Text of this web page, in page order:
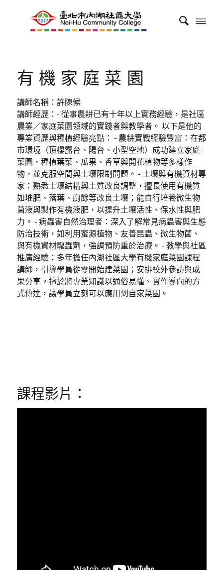
有機家庭菜園
講師名稱：許陳候
講師經歷：- 從事農耕已有十年以上實務經驗，是社區
農業／家庭菜園領域的實踐者與教學者。 以下是他的
專業資歷與種植經驗亮點： - 農耕實戰經驗豐富：在都
市環境（頂樓露台、陽台、小型空地）成功建立家庭
菜園，種植葉菜、瓜果、香草與開花植物等多樣作
物，並克服空間與土壤限制問題。 - 土壤與有機資材專
家：熟悉土壤結構與土質改良調整，擅長使用有機質
如堆肥、落葉、廚餘等改良土壤；能自行培養微生物
菌液與製作有機液肥，以提升土壤活性、保水性與肥
力。 - 病蟲害自然治理者：深入了解常見病蟲害與生態
防治技術，如利用蜜源植物、友善昆蟲、微生物菌、
與有機資材驅蟲劑，強調預防重於治療。 - 教學與社區
推廣經驗：多年擔任內湖社區大學有機家庭菜園課程
講師，引導學員從零開始建菜園；安排校外參訪與成
果分享。擅於將專業知識以通俗易懂、實作導向的方
式傳達，讓學員立刻可以應用到自家菜園。
課程影片：